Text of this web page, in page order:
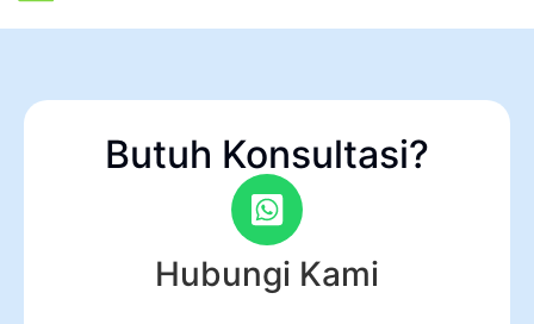
Butuh Konsultasi?
Hubungi Kami